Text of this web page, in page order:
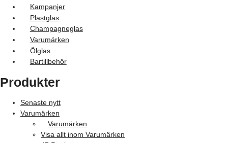
Kampanjer
Plastglas
Champagneglas
Varumärken
Ölglas
Bartillbehör
Produkter
Senaste nytt
Varumärken
Varumärken
Visa allt inom Varumärken